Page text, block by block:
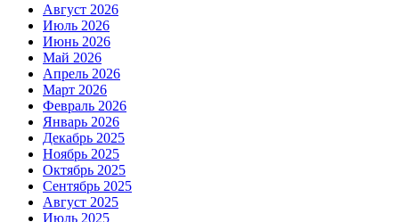
Август 2026
Июль 2026
Июнь 2026
Май 2026
Апрель 2026
Март 2026
Февраль 2026
Январь 2026
Декабрь 2025
Ноябрь 2025
Октябрь 2025
Сентябрь 2025
Август 2025
Июль 2025